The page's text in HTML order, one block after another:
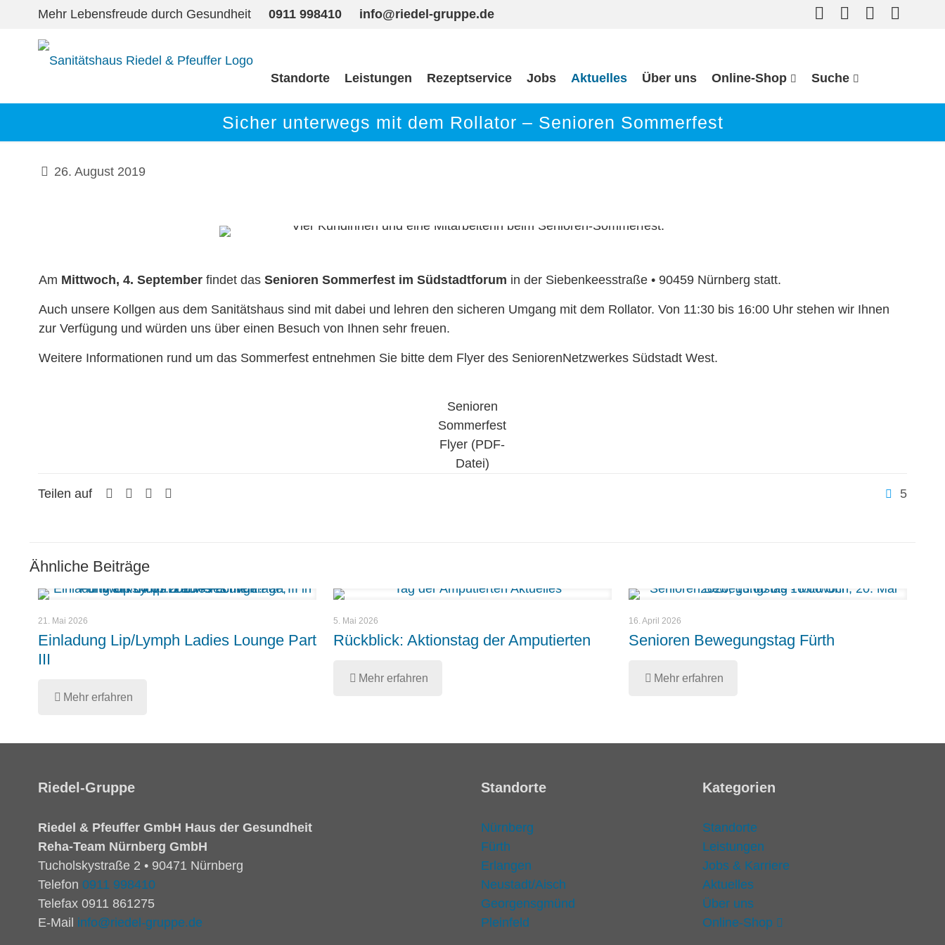
Mehr Lebensfreude durch Gesundheit 0911 998410 info@riedel-gruppe.de
Standorte Leistungen Rezeptservice Jobs Aktuelles Über uns Online-Shop Suche
Sicher unterwegs mit dem Rollator – Senioren Sommerfest
26. August 2019
Am Mittwoch, 4. Septemberfindet das Senioren Sommerfest im Südstadtforum in der Siebenkeesstraße • 90459 Nürnberg statt.
Auch unsere Kollgen aus dem Sanitätshaus sind mit dabei und lehren den sicheren Umgang mit dem Rollator. Von 11:30 bis 16:00 Uhr stehen wir Ihnen
zur Verfügung und würden uns über einen Besuch von Ihnen sehr freuen.
Weitere Informationen rund um das Sommerfest entnehmen Sie bitte dem Flyer des SeniorenNetzwerkes Südstadt West.
Senioren
Sommerfest
Flyer (PDF-
Datei)
Teilen auf 5
Ähnliche Beiträge
21. Mai 2026
Einladung Lip/Lymph Ladies Lounge Part
III
Mehr erfahren
5. Mai 2026
Rückblick: Aktionstag der Amputierten
Mehr erfahren
16. April 2026
Senioren Bewegungstag Fürth
Mehr erfahren
Riedel-Gruppe
Riedel & Pfeuffer GmbH Haus der Gesundheit
Reha-Team Nürnberg GmbH
Tucholskystraße 2 • 90471 Nürnberg
Telefon 0911 998410
Telefax 0911 861275
E-Mail info@riedel-gruppe.de
Standorte
Nürnberg
Fürth
Erlangen
Neustadt/Aisch
Georgensgmünd
Pleinfeld
Kategorien
Standorte
Leistungen
Jobs & Karriere
Aktuelles
Über uns
Online-Shop